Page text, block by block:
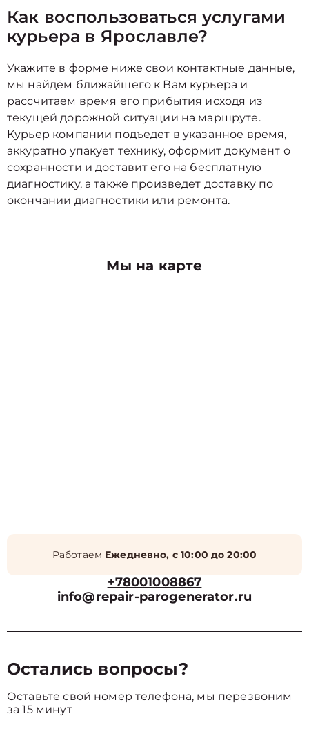
Как воспользоваться услугами
курьера в Ярославле?
Укажите в форме ниже свои контактные данные,
мы найдём ближайшего к Вам курьера и
рассчитаем время его прибытия исходя из
текущей дорожной ситуации на маршруте.
Курьер компании подъедет в указанное время,
аккуратно упакует технику, оформит документ о
сохранности и доставит его на бесплатную
диагностику, а также произведет доставку по
окончании диагностики или ремонта.
Мы на карте
Работаем Ежедневно, с 10:00 до 20:00
+78001008867
info@repair-parogenerator.ru
Остались вопросы?
Оставьте свой номер телефона, мы перезвоним
за 15 минут